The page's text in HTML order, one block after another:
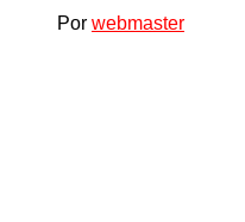
Por webmaster